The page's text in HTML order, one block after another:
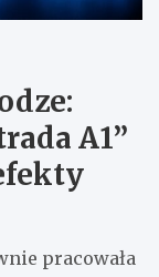
A1”
pracowała